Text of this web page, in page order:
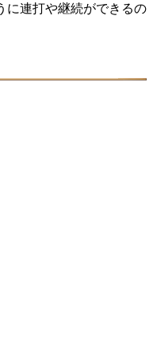
に連打や継続ができるの